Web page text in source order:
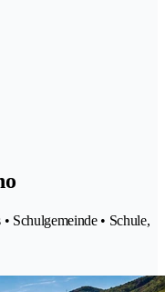
Schulgemeinde • Schule,